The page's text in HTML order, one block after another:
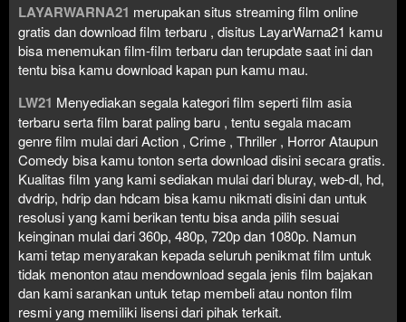
LAYARWARNA21 merupakan situs streaming film online
gratis dan download film terbaru , disitus LayarWarna21 kamu
bisa menemukan film-film terbaru dan terupdate saat ini dan
tentu bisa kamu download kapan pun kamu mau.
LW21 Menyediakan segala kategori film seperti film asia
terbaru serta film barat paling baru , tentu segala macam
genre film mulai dari Action , Crime , Thriller , Horror Ataupun
Comedy bisa kamu tonton serta download disini secara gratis.
Kualitas film yang kami sediakan mulai dari bluray, web-dl, hd,
dvdrip, hdrip dan hdcam bisa kamu nikmati disini dan untuk
resolusi yang kami berikan tentu bisa anda pilih sesuai
keinginan mulai dari 360p, 480p, 720p dan 1080p. Namun
kami tetap menyarakan kepada seluruh penikmat film untuk
tidak menonton atau mendownload segala jenis film bajakan
dan kami sarankan untuk tetap membeli atau nonton film
resmi yang memiliki lisensi dari pihak terkait.